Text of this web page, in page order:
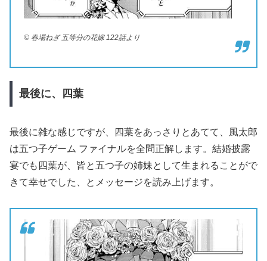
© 春場ねぎ 五等分の花嫁 122話より
最後に、四葉
最後に雑な感じですが、四葉をあっさりとあてて、風太郎
は五つ子ゲーム ファイナルを全問正解します。結婚披露
宴でも四葉が、皆と五つ子の姉妹として生まれることがで
きて幸せでした、とメッセージを読み上げます。